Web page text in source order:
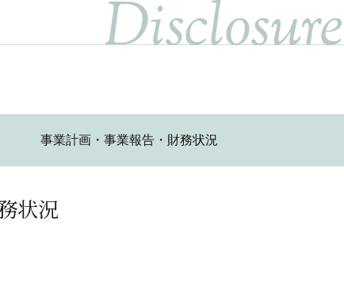
Disclosure
事業計画・事業報告・財務状況
状況